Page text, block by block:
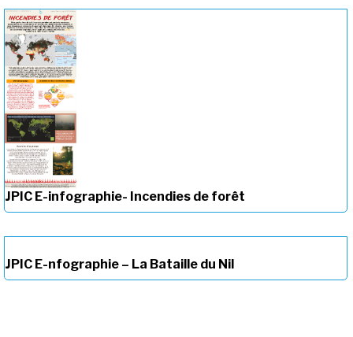
JPIC E-infographie- Incendies de forêt
JPIC E-nfographie – La Bataille du Nil